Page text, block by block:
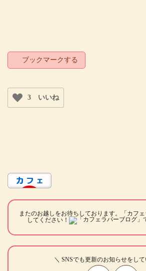
ブックマークする
3 いいね
またのお越しをお待ちしております。「カフ
してください！
＼ SNSでも更新のお知らせをして